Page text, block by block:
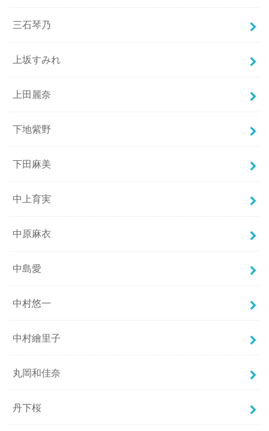
三石琴乃
上坂すみれ
上田麗奈
下地紫野
下田麻美
中上育実
中原麻衣
中島愛
中村悠一
中村繪里子
丸岡和佳奈
丹下桜